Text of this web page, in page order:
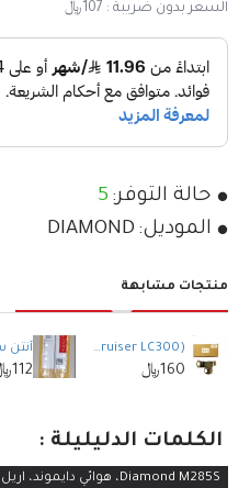
حالة التوفر: 5
الموديل: DIAMOND
السعر بدون ضريبة : 107﷼
منتجات مشابهة
SADA DZP-06 (Land Cruiser LC300) حامل هوائي السيارة الأيمن للأسفل
160﷼ 112﷼
الكلمات الدليليلة :